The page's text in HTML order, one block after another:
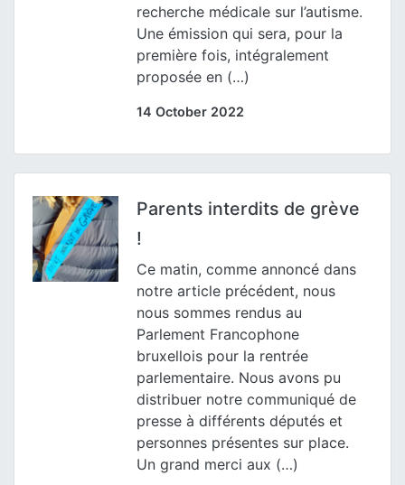
recherche médicale sur l’autisme.
Une émission qui sera, pour la
première fois, intégralement
proposée en (…)
14 October 2022
Parents interdits de grève
!
Ce matin, comme annoncé dans
notre article précédent, nous
nous sommes rendus au
Parlement Francophone
bruxellois pour la rentrée
parlementaire. Nous avons pu
distribuer notre communiqué de
presse à différents députés et
personnes présentes sur place.
Un grand merci aux (…)